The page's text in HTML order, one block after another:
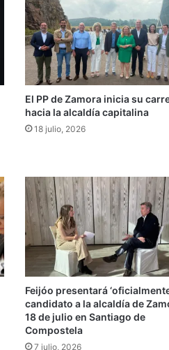
El PP de Zamora inicia su
hacia la alcaldía capitalina
18 julio, 2026
Feijóo presentará
candidato a la alcaldía de
18 de julio en Santiago de
Compostela
7 julio, 2026